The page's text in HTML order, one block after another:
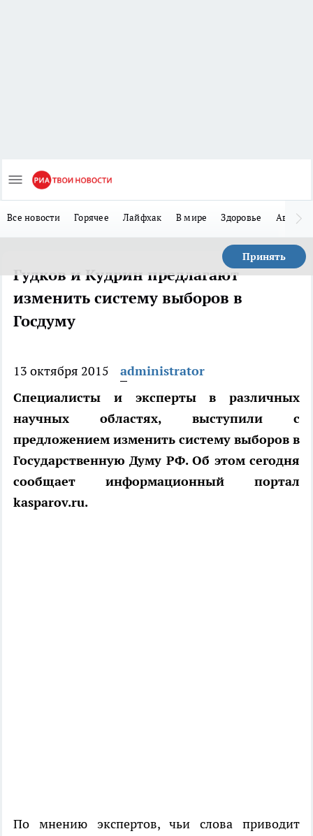
Все новости Горячее Лайфхак В мире Здоровье Авто
Принять
Гудков и Кудрин предлагают
изменить систему выборов в
Госдуму
13 октября 2015
administrator
Специалисты и эксперты в различных
научных областях, выступили с
предложением изменить систему выборов в
Государственную Думу РФ. Об этом сегодня
сообщает информационный портал
kasparov.ru.
По мнению экспертов, чьи слова приводит